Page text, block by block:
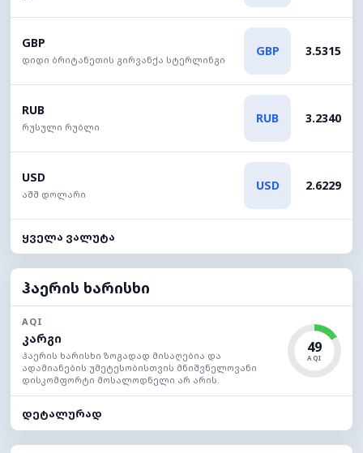
GBP
დიდი ბრიტანეთის გირვანქა სტერლინგი
GBP 3.5315
RUB
რუსული რუბლი
RUB 3.2340
USD
აშშ დოლარი
USD 2.6229
ყველა ვალუტა
ჰაერის ხარისხი
AQI
კარგი
ჰაერის ხარისხი ზოგადად მისაღებია და
ადამიანების უმეტესობისთვის მნიშვნელოვანი
დისკომფორტი მოსალოდნელი არ არის.
49
AQI
დეტალურად